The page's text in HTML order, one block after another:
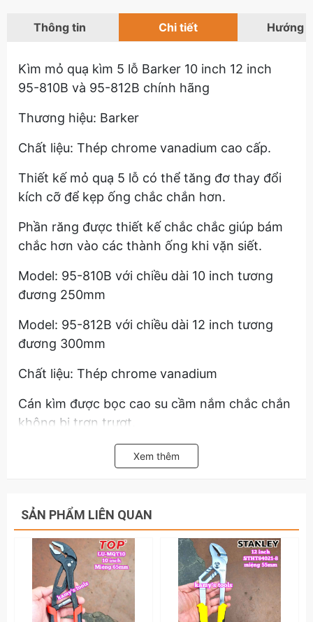
Thông tin Chi tiết Hướng
Kìm mỏ quạ kìm 5 lỗ Barker 10 inch 12 inch
95-810B và 95-812B chính hãng
Thương hiệu: Barker
Chất liệu: Thép chrome vanadium cao cấp.
Thiết kế mỏ quạ 5 lỗ có thể tăng đơ thay đổi
kích cỡ để kẹp ống chắc chắn hơn.
Phần răng được thiết kế chắc chắc giúp bám
chắc hơn vào các thành ống khi vặn siết.
Model: 95-810B với chiều dài 10 inch tương
đương 250mm
Model: 95-812B với chiều dài 12 inch tương
đương 300mm
Chất liệu: Thép chrome vanadium
Cán kìm được bọc cao su cầm nắm chắc chắn
không bị trơn trượt.
Hãy liên hệ với kamytools để biết thêm thông
tin chi tiết sản phẩm kìm mỏ quạ kìm 5 lỗ
chính hãng
Xem thêm
SẢN PHẨM LIÊN QUAN